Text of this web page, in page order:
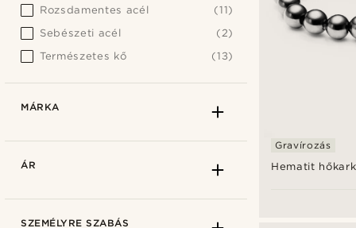
Hematit
Gravírozás
Rozsdamentes acél
(11)
Sebészeti acél
(2)
Természetes kő
(13)
MÁRKA
ÁR
SZEMÉLYRE SZABÁS